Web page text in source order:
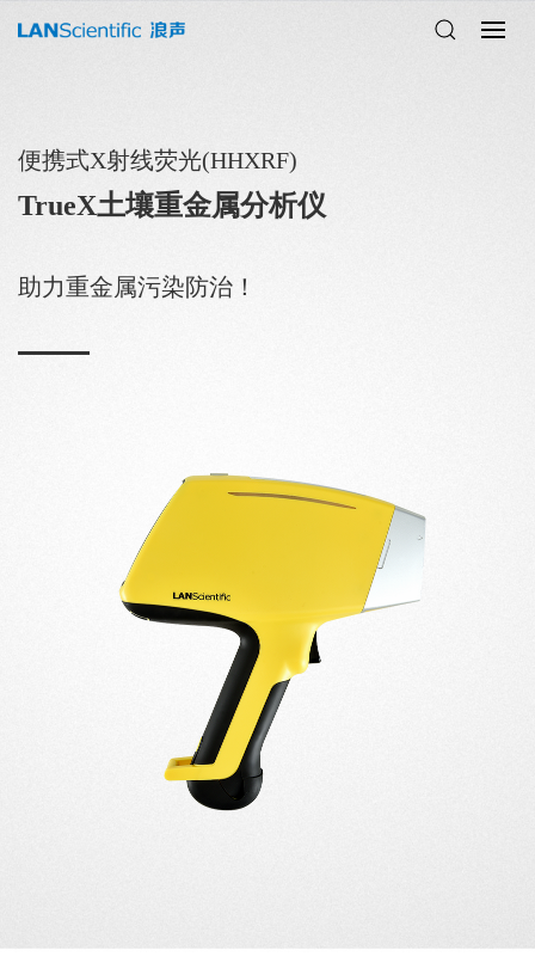
便携式X射线荧光(HHXRF)
TrueX土壤重金属分析仪
助力重金属污染防治！